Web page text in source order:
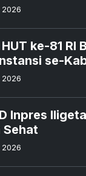
ke-81 RI
se-
Inpres
Sehat